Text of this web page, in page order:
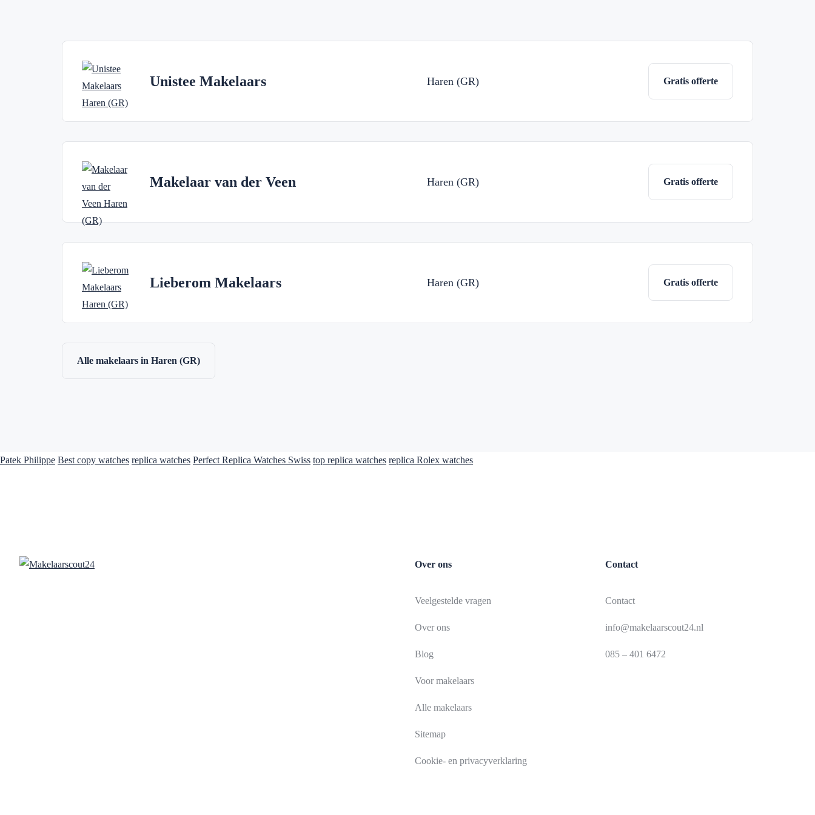
Unistee Makelaars Haren (GR) Gratis offerte
Makelaar van der Veen Haren (GR) Gratis offerte
Lieberom Makelaars Haren (GR) Gratis offerte
Alle makelaars in Haren (GR)
Patek Philippe Best copy watches replica watches Perfect Replica Watches Swiss top replica watches replica Rolex watches
Over ons
Veelgestelde vragen
Over ons
Blog
Voor makelaars
Alle makelaars
Sitemap
Cookie- en privacyverklaring
Contact
Contact
info@makelaarscout24.nl
085 – 401 6472